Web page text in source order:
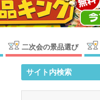
二次会の景品選び
サイト内検索